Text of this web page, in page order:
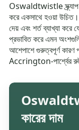
Oswaldtwistle স্ক্র্যাপ
করে একসাথে হওয়া
দেয় এবং শর্ত ব্যাখ্যা
প্রভাবিত করে এমন
আশেপাশে গুরুত্বপূর্ণ কারণ
Accrington-পার্শ্বের
কারের দাম